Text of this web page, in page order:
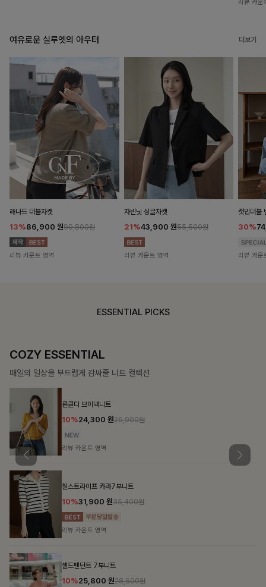
리뷰 카운
여유로운 실루엣의 아우터 더보기
래나드 더블자켓
13%86,900 원99,800원
리뷰 카운트 영역
자빈닛 싱글자켓
21%43,900 원55,500원
리뷰 카운트 영역
캣민더블
30%
리뷰 카운
ESSENTIAL PICKS
COZY ESSENTIAL
매일의 일상을 부드럽게 감싸줄 니트 컬렉션
론클디 브이넥니트
10%24,300 원26,900원
리뷰 카운트 영역
칠스트라이프 카라7부니트
10%31,900 원35,400원
리뷰 카운트 영역
셀드펜던트 7부니트
10%25,800 원28,600원